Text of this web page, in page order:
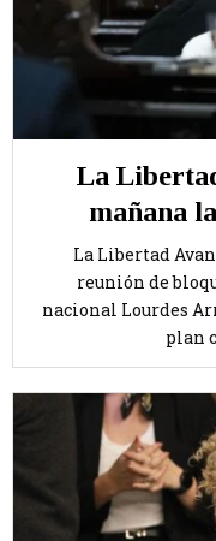
La
mañana
La Libertad
reunión de
nacional Lourdes
plan